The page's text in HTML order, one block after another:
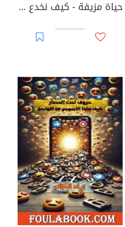
حياة مزيفة - كيف نخدع أنفسنا على الإنستغرام